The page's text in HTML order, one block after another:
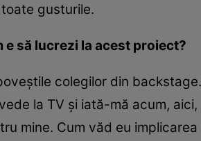
gusturile.
e să lucrezi la acest proiect?
colegilor din
la TV și iată-mă acum,
mine. Cum văd eu